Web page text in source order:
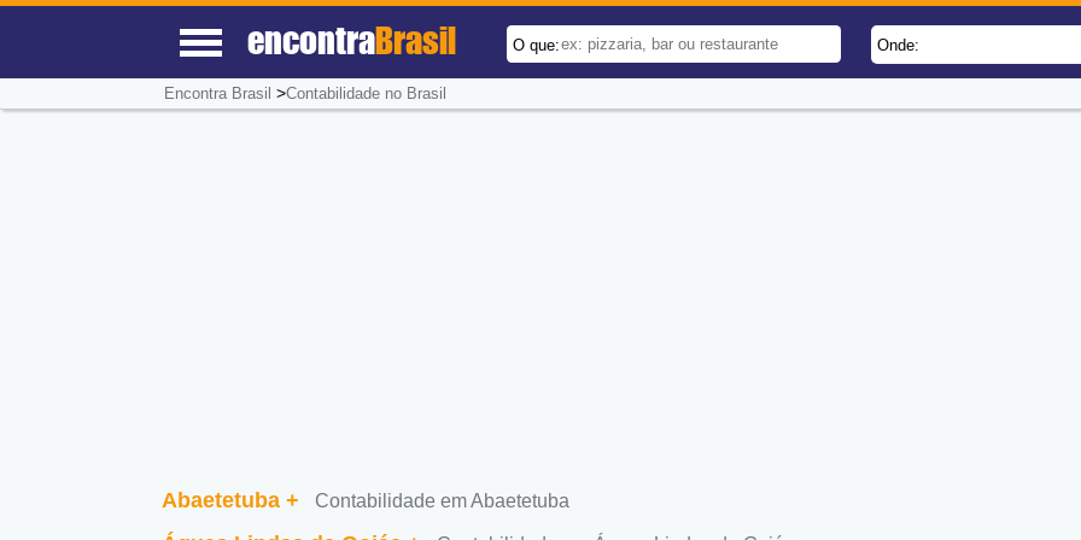
encontraBrasil O que: Onde:
Encontra Brasil >Contabilidade no Brasil
Abaetetuba + Contabilidade em Abaetetuba